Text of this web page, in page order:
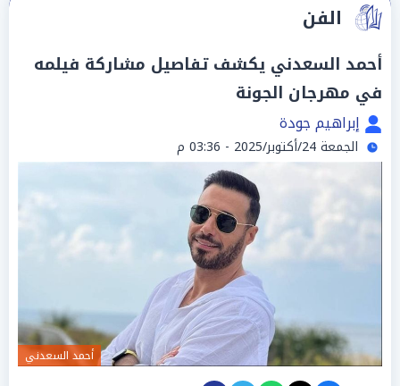
الفن
أحمد السعدني يكشف تفاصيل مشاركة فيلمه
في مهرجان الجونة
إبراهيم جودة
الجمعة 24/أكتوبر/2025 - 03:36 م
أحمد السعدني